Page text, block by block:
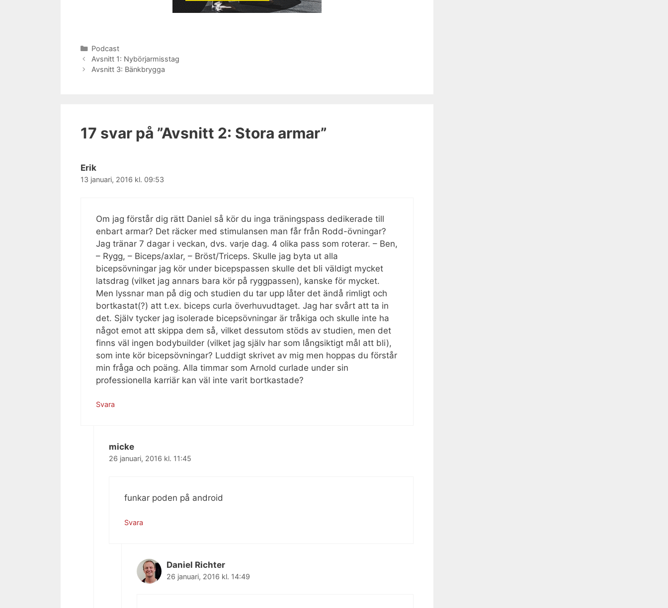
Kategorier
Podcast
Avsnitt 1: Nybörjarmisstag
Avsnitt 3: Bänkbrygga
17 svar på ”Avsnitt 2: Stora armar”
Erik
13 januari, 2016 kl. 09:53
Om jag förstår dig rätt Daniel så kör du inga träningspass dedikerade till
enbart armar? Det räcker med stimulansen man får från Rodd-övningar?
Jag tränar 7 dagar i veckan, dvs. varje dag. 4 olika pass som roterar. – Ben,
– Rygg, – Biceps/axlar, – Bröst/Triceps. Skulle jag byta ut alla
bicepsövningar jag kör under bicepspassen skulle det bli väldigt mycket
latsdrag (vilket jag annars bara kör på ryggpassen), kanske för mycket.
Men lyssnar man på dig och studien du tar upp låter det ändå rimligt och
bortkastat(?) att t.ex. biceps curla överhuvudtaget. Jag har svårt att ta in
det. Själv tycker jag isolerade bicepsövningar är tråkiga och skulle inte ha
något emot att skippa dem så, vilket dessutom stöds av studien, men det
finns väl ingen bodybuilder (vilket jag själv har som långsiktigt mål att bli),
som inte kör bicepsövningar? Luddigt skrivet av mig men hoppas du förstår
min fråga och poäng. Alla timmar som Arnold curlade under sin
professionella karriär kan väl inte varit bortkastade?
Svara
micke
26 januari, 2016 kl. 11:45
funkar poden på android
Svara
Daniel Richter
26 januari, 2016 kl. 14:49